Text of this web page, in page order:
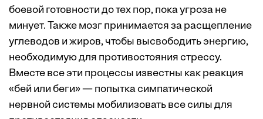
боевой готовности до тех пор, пока угроза не
минует. Также мозг принимается за расщепление
углеводов и жиров, чтобы высвободить энергию,
необходимую для противостояния стрессу.
Вместе все эти процессы известны как реакция
«бей или беги» — попытка симпатической
нервной системы мобилизовать все силы для